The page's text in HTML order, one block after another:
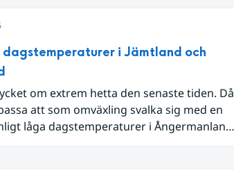
i Jämtland och
om extrem hetta den senaste tiden. Då
att som omväxling svalka sig med en
låga dagstemperaturer i Ångermanland